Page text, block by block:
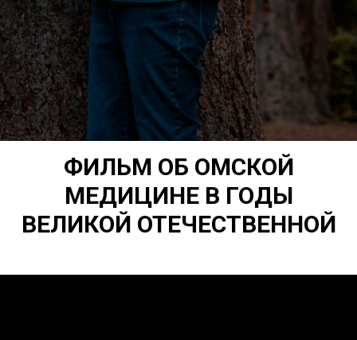
ФИЛЬМ ОБ ОМСКОЙ
МЕДИЦИНЕ В ГОДЫ
ВЕЛИКОЙ ОТЕЧЕСТВЕННОЙ